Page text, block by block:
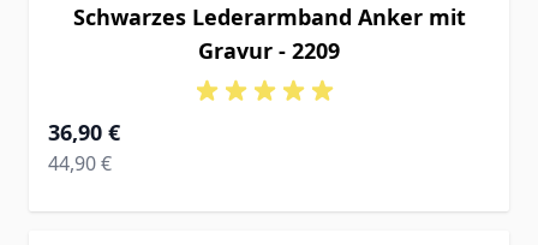
Schwarzes Lederarmband Anker mit
Gravur - 2209
Ab
36,90 €
Regular Price
44,90 €